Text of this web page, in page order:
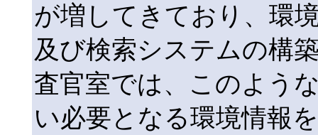
が増してきており、環
及び検索システムの構
査官室では、このよう
い必要となる環境情報